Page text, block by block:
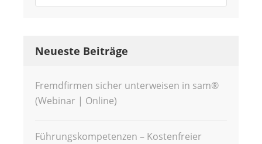
Neueste Beiträge
Fremdfirmen sicher unterweisen in sam®
(Webinar | Online)
Führungskompetenzen – Kostenfreier